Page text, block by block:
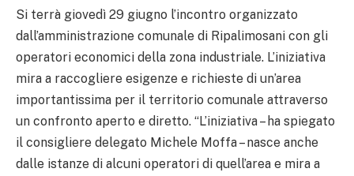
Si terrà giovedì 29 giugno l’incontro organizzato
dall’amministrazione comunale di Ripalimosani con gli
operatori economici della zona industriale. L’iniziativa
mira a raccogliere esigenze e richieste di un’area
importantissima per il territorio comunale attraverso
un confronto aperto e diretto. “L’iniziativa – ha spiegato
il consigliere delegato Michele Moffa – nasce anche
dalle istanze di alcuni operatori di quell’area e mira a